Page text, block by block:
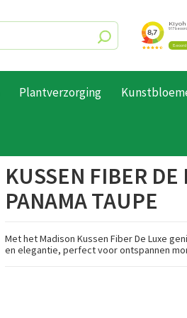
Plantverzorging
KUSSEN FIBER
PANAMA TAUPE
Met het Madison Kussen Fiber De Luxe
en elegantie, perfect voor ontspannen